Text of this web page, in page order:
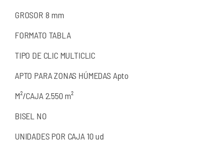
GROSOR 8 mm
FORMATO TABLA
TIPO DE CLIC MULTICLIC
APTO PARA ZONAS HÚMEDAS Apto
M²/CAJA 2.550 m²
BISEL NO
UNIDADES POR CAJA10 ud